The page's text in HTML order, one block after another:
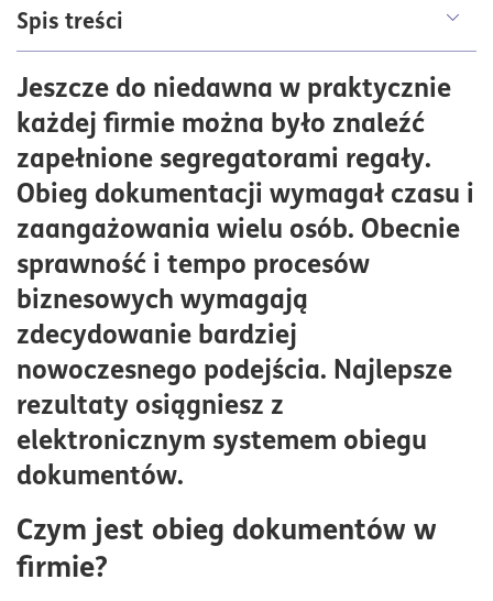
Spis treści
Zagrożenia związane z zarządzaniem dokumentami
Tradycyjny i elektroniczny sposób zarządzania
dokumentacją w firmie
Wdrożenie elektronicznego obiegu dokumentów – na
co zwrócić uwagę?
Jeszcze do niedawna w praktycznie
każdej firmie można było znaleźć
zapełnione segregatorami regały.
Obieg dokumentacji wymagał czasu i
zaangażowania wielu osób. Obecnie
sprawność i tempo procesów
biznesowych wymagają
zdecydowanie bardziej
nowoczesnego podejścia. Najlepsze
rezultaty osiągniesz z
elektronicznym systemem obiegu
dokumentów.
Czym jest obieg dokumentów w
firmie?